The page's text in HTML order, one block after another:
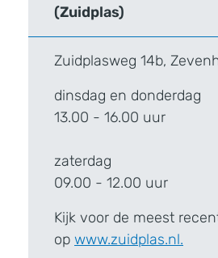
(Zuidplas)
Zuidplasweg 14b,
dinsdag en donderdag
13.00 - 16.00 uur
zaterdag
09.00 - 12.00 uur
Kijk voor de meest
op www.zuidplas.nl.